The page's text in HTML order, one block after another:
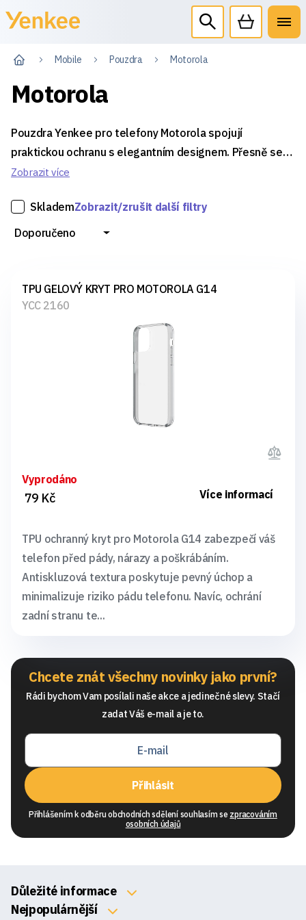
Mobile Pouzdra Motorola
Motorola
Pouzdra Yenkee pro telefony Motorola spojují
praktickou ochranu s elegantním designem. Přesně sedí
na konkrétní modely, chrání zařízení před poškozením a
ovládání.
Zobrazit více
SklademZobrazit/zrušit další filtry
Doporučeno
TPU GELOVÝ KRYT PRO MOTOROLA G14
YCC 2160
Vyprodáno
79 Kč Více informací
TPU ochranný kryt pro Motorola G14 zabezpečí váš
telefon před pády, nárazy a poškrábáním.
Antiskluzová textura poskytuje pevný úchop a
minimalizuje riziko pádu telefonu. Navíc, ochrání
zadní stranu te...
Chcete znát všechny novinky jako první?
Rádi bychom Vam posílali naše akce a jedinečné slevy. Stačí
zadat Váš e-mail a je to.
Přihlásit
Přihlášením k odběru obchodních sdělení souhlasím se zpracováním
osobních údajů
Důležité informace
O nás
Nejpopulárnější